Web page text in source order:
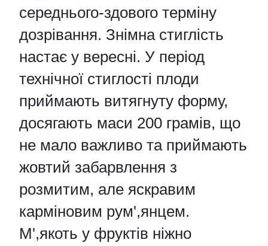
середнього-здового терміну
дозрівання. Знімна стиглість
настає у вересні. У період
технічної стиглості плоди
приймають витягнуту форму,
досягають маси 200 грамів, що
не мало важливо та приймають
жовтий забарвлення з
розмитим, але яскравим
карміновим рум',янцем.
М',якоть у фруктів ніжно